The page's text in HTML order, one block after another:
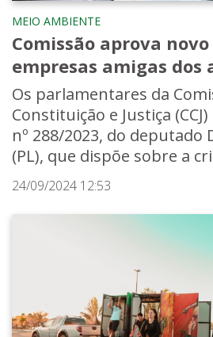
MEIO AMBIENTE
Comissão aprova
empresas amigas dos
Os parlamentares da
Constituição e Justiça
nº 288/2023, do deputado
(PL), que dispõe sobre a
24/09/2024 12:53